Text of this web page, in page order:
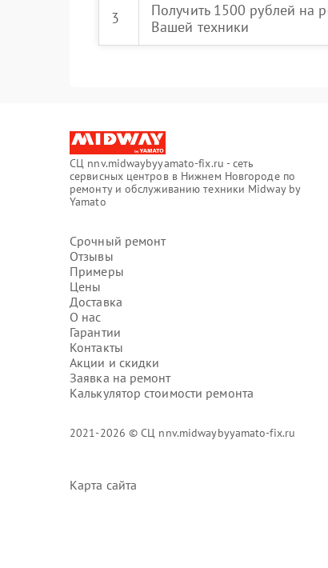
3
Получить 1500 рублей на
Вашей техники
СЦ nnv.midwaybyyamato-fix.ru - сеть
сервисных центров в Нижнем Новгороде по
ремонту и обслуживанию техники Midway by
Yamato
Срочный ремонт
Отзывы
Примеры
Цены
Доставка
О нас
Гарантии
Контакты
Акции и скидки
Заявка на ремонт
Калькулятор стоимости ремонта
2021-2026 © СЦ nnv.midwaybyyamato-fix.ru
Карта сайта